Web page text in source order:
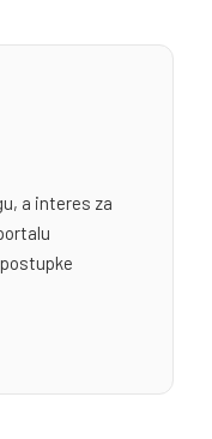
a interes za